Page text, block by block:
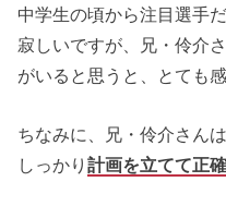
中学生の頃から注目選手
寂しいですが、兄・伶介
がいると思うと、とても
ちなみに、兄・伶介さん
しっかり計画を立てて正